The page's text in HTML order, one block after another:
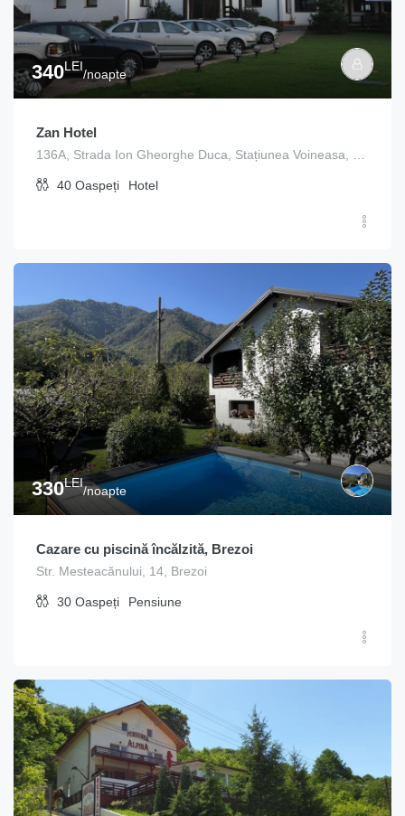
340LEI
/noapte
Zan Hotel
136A, Strada Ion Gheorghe Duca, Stațiunea Voineasa, Voineasa, Vâlcea, 247752, Romania
40 Oaspeți Hotel
330LEI
/noapte
Cazare cu piscină încălzită, Brezoi
Str. Mesteacănului, 14, Brezoi
30 Oaspeți Pensiune